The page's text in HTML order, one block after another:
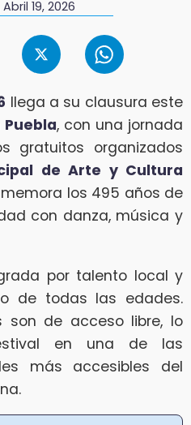
19, 2026
llega a su clausura este
Puebla, con una jornada
gratuitos organizados
de Arte y Cultura
los 495 años de
con danza, música y
por talento local y
de todas las edades.
son de acceso libre, lo
en una de las
más accesibles del